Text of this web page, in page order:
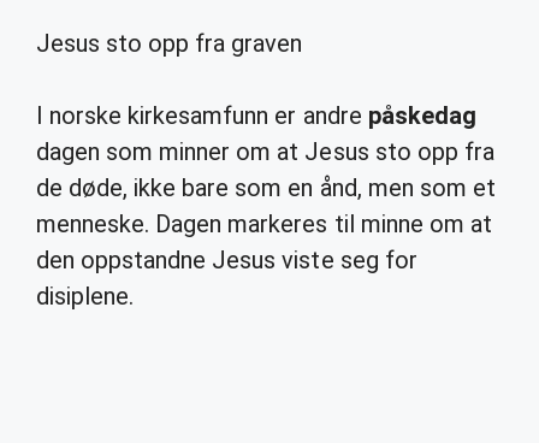
Jesus sto opp fra graven
I norske kirkesamfunn er andre påskedag
dagen som minner om at Jesus sto opp fra
de døde, ikke bare som en ånd, men som et
menneske. Dagen markeres til minne om at
den oppstandne Jesus viste seg for
disiplene.